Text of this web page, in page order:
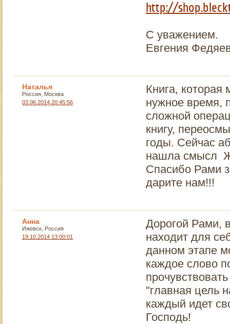
http://
С уважением.
Евгения
Наталья
Россия, Москва
03.06.2014 20:45:56
Книга,
нужное время,
сложной
книгу,
годы. Сейчас
нашла смысл
Спасибо Рами
дарите нам!!!
Анна
Ижевск, Россия
19.10.2014 13:00:01
Дорогой Рами,
находит для
данном этапе
каждое слово
"главная цель
каждый идет
Господь!